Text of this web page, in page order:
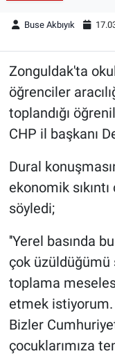
Buse Akbıyık
Zonguldak'ta
öğrenciler
toplandığı
CHP il başkanı
Dural
ekonomik
söyledi;
''Yerel basında
çok
toplama
etmek istiyorum.
Bizler
çocuklarımıza